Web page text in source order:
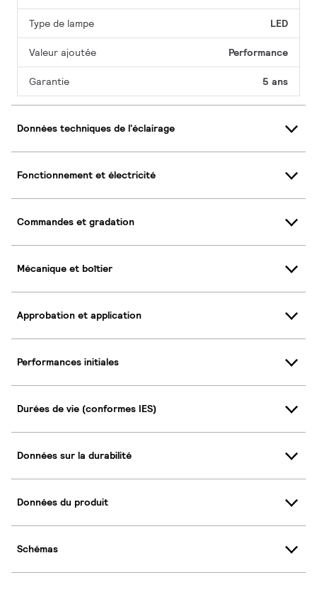
Type de lampe LED
Valeur ajoutée Performance
Garantie 5 ans
Données techniques de l'éclairage
Fonctionnement et électricité
Commandes et gradation
Mécanique et boîtier
Approbation et application
Performances initiales
Durées de vie (conformes IES)
Données sur la durabilité
Données du produit
Schémas